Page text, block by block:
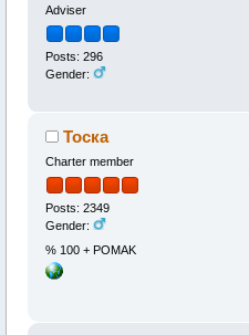
Adviser
Posts: 296
Gender:
Тоска
Charter member
Posts: 2349
Gender:
% 100 + POMAK